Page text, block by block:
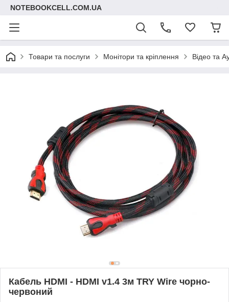
NOTEBOOKCELL.COM.UA
Товари та послуги Монітори та кріплення Відео та
Кабель HDMI - HDMI v1.4 3м TRY Wire чорно-
червоний